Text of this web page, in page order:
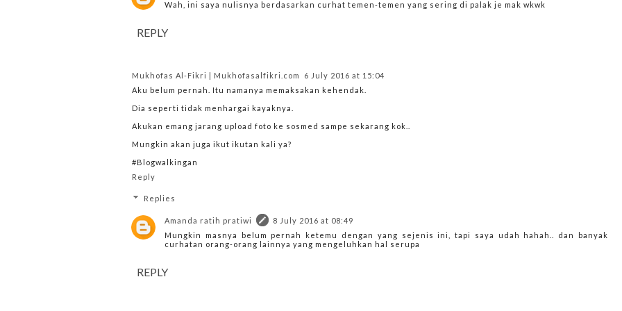
Wah, ini saya nulisnya berdasarkan curhat temen-temen yang sering di palak je mak wkwk
REPLY
Mukhofas Al-Fikri | Mukhofasalfikri.com
6 July 2016 at 15:04
Aku belum pernah. Itu namanya memaksakan kehendak.
Dia seperti tidak menhargai kayaknya.
Akukan emang jarang upload foto ke sosmed sampe sekarang kok..
Mungkin akan juga ikut ikutan kali ya?
#Blogwalkingan
Reply
Replies
Amanda ratih pratiwi
8 July 2016 at 08:49
Mungkin masnya belum pernah ketemu dengan yang sejenis ini, tapi saya udah hahah.. dan banyak
curhatan orang-orang lainnya yang mengeluhkan hal serupa
REPLY